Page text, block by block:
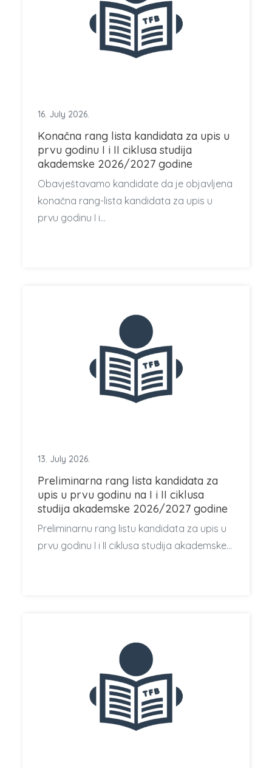
16. July 2026.
Konačna rang lista kandidata za upis u
prvu godinu I i II ciklusa studija
akademske 2026/2027 godine
Obavještavamo kandidate da je objavljena
konačna rang-lista kandidata za upis u
prvu godinu I i…
13. July 2026.
Preliminarna rang lista kandidata za
upis u prvu godinu na I i II ciklusa
studija akademske 2026/2027 godine
Preliminarnu rang listu kandidata za upis u
prvu godinu I i II ciklusa studija akademske…